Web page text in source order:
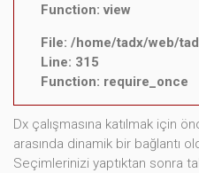
Function: view
File: /home/tadx/web/
Line: 315
Function: require_once
Dx çalışmasına katılmak için
arasında dinamik bir bağlantı
Seçimlerinizi yaptıktan sonra